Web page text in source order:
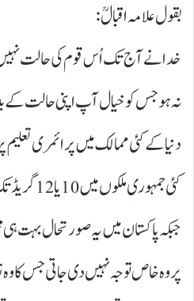
بقول علامہ اقبالؒ:
خدا نے آج تک اُس قوم کی حالت
نہ ہو جس کو خیال آپ اپنی حالت کے
دنیا کے کئی ممالک میں پرائمری
کئی
جبکہ پاکستان میں یہ صورتحال بہت
پر وہ خاص توجہ نہیں دی جاتی جس کا